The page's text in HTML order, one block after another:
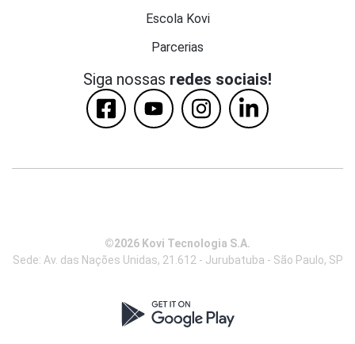
Escola Kovi
Parcerias
Siga nossas redes sociais!
©2026 Kovi Tecnologia S.A.
Sede: Av. das Nações Unidas, 21.612 - Jurubatuba - São Paulo, SP